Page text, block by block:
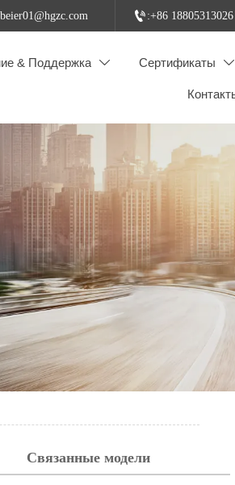
:+86 18805313026
& Поддержка  Сертификаты 
Связанные модели